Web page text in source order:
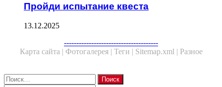
Пройди испытание квеста
13.12.2025
--------------------------------------
Карта сайта | Фотогалерея | Теги | Sitemap.xml | Разное
Close
Найти: